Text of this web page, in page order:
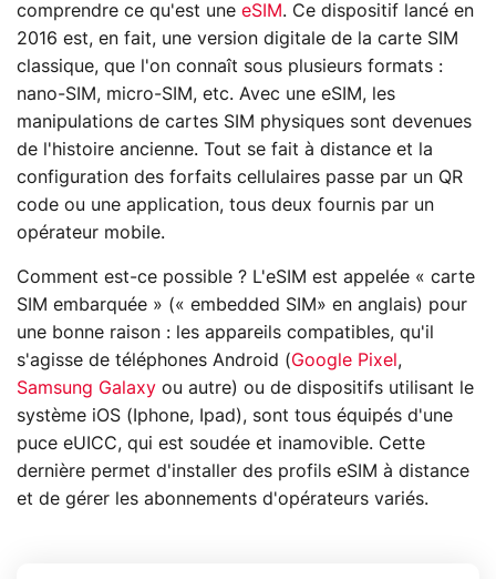
comprendre ce qu'est une eSIM. Ce dispositif lancé en
2016 est, en fait, une version digitale de la carte SIM
classique, que l'on connaît sous plusieurs formats :
nano-SIM, micro-SIM, etc. Avec une eSIM, les
manipulations de cartes SIM physiques sont devenues
de l'histoire ancienne. Tout se fait à distance et la
configuration des forfaits cellulaires passe par un QR
code ou une application, tous deux fournis par un
opérateur mobile.
Comment est-ce possible ? L'eSIM est appelée « carte
SIM embarquée » (« embedded SIM» en anglais) pour
une bonne raison : les appareils compatibles, qu'il
s'agisse de téléphones Android (Google Pixel,
Samsung Galaxy ou autre) ou de dispositifs utilisant le
système iOS (Iphone, Ipad), sont tous équipés d'une
puce eUICC, qui est soudée et inamovible. Cette
dernière permet d'installer des profils eSIM à distance
et de gérer les abonnements d'opérateurs variés.